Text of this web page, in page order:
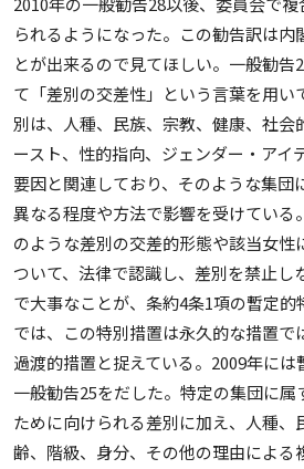
られるようになった。この勧告訳は内
とが出来るので見てほしい。一般勧告
て「差別の交差性」という言葉を用い
別は、人種、民族、宗教、健康、社会
ースト、性的指向、ジェンダー・アイ
要因と関連しており、そのような集団
異なる程度や方法で影響を受けている
のような差別の交差的形態や該当女性
ついて、法律で認識し、差別を禁止し
で大事なことが、条約4条1項の暫定
では、この特別措置は永久的な措置で
過渡的措置と捉えている。2009年に
一般勧告25をだした。特定の集団に属
ために向けられる差別に加え、人種、
齢、階級、身分、その他の理由による